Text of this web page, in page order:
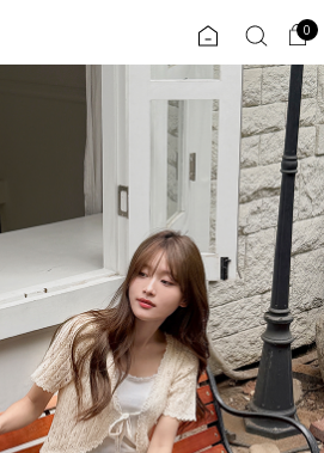
0
ENG
TW
JP
플러스핏 회원혜택 입
COMMUNITY
ALL
익스클루시브
아우터
0